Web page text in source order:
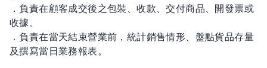
．負責在顧客成交後之包裝、收款、交付商品、開發票或
收據。
．負責在當天結束營業前，統計銷售情形、盤點貨品存量
及撰寫當日業務報表。